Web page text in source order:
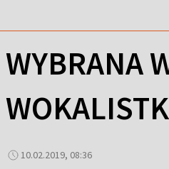
WYBRANA
10.02.2019, 08:36